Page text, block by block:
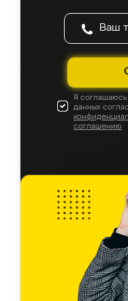
Я соглашаюсь
данных
соглашению